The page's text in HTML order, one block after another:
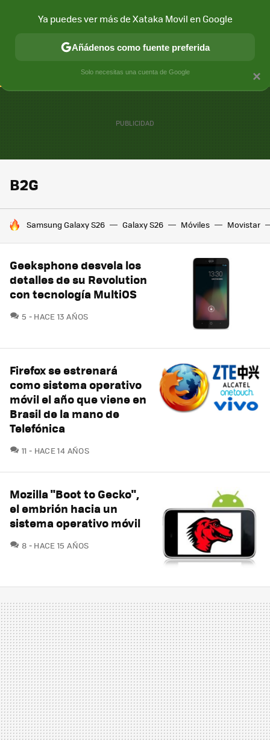
CONECTIVIDAD MÓVIL Y SOCIEDAD APLICACIONES
B2G
HOY SE HABLA DE
Samsung Galaxy S26 Galaxy S26 Móviles Movistar
Geeksphone desvela los
detalles de su Revolution
con tecnología MultiOS
5 COMENTARIOS
HACE 13 AÑOS
Firefox se estrenará
como sistema operativo
móvil el año que viene en
Brasil de la mano de
Telefónica
11 COMENTARIOS
HACE 14 AÑOS
Mozilla "Boot to Gecko",
el embrión hacia un
sistema operativo móvil
8 COMENTARIOS
HACE 15 AÑOS
×
Ya puedes ver más de Xataka Movil en Google
Añádenos como fuente preferida
Solo necesitas una cuenta de Google